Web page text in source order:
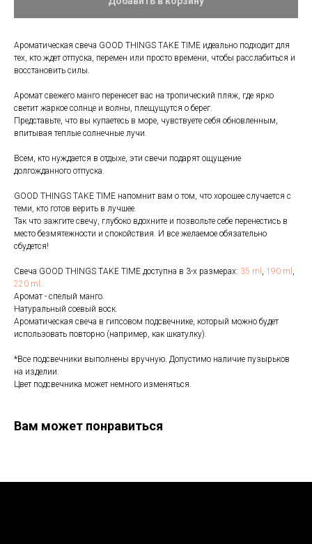
Ароматическая свеча GOOD THINGS TAKE TIME идеально подходит для
тех, кто ждет отпуска, перемен или просто времени, чтобы расслабиться и
восстановить силы.
Аромат свежего манго перенесет вас на тропический пляж, где ярко
светит жаркое солнце и волны, плещущутся о берег.
Представьте, что вы купаетесь в море, чувствуете себя обновленным,
впитывая теплые солнечные лучи.
Всем, кто нуждается в отдыхе, эти свечи подарят ощущение
долгожданного отпуска.
GOOD THINGS TAKE TIME напомнит вам о том, что хорошее случается с
теми, кто готов верить в лучшее.
Так что зажгите свечу, глубоко вдохните и позвольте себе перенестись в
место безмятежности и спокойствия. И все желаемое обязательно
сбудется!
Свеча GOOD THINGS TAKE TIME доступна в 3-х размерах: 35 ml , 190 ml ,
220 ml .
Аромат - спелый манго.
Натуральный соевый воск.
Ароматическая свеча в гипсовом подсвечнике, который можно будет
использовать повторно (например, как шкатулку).
*Все подсвечники выполнены вручную. Допустимо наличие пузырьков
на изделии.
Цвет подсвечника может немного изменяться.
Вам может понравиться